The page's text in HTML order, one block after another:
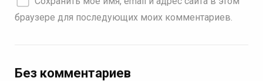
браузере для последующих моих комментариев.
Без комментариев